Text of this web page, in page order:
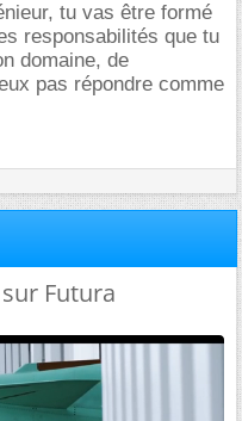
tu vas être formé
responsabilités que tu
domaine, de
pas répondre comme
Futura